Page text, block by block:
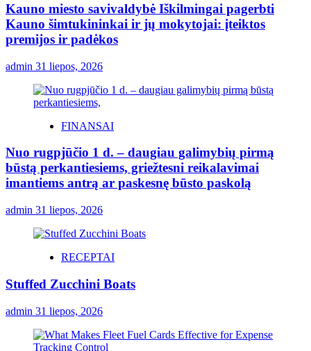
Kauno miesto savivaldybė Iškilmingai pagerbti
Kauno šimtukininkai ir jų mokytojai: įteiktos
premijos ir padėkos
admin 31 liepos, 2026
FINANSAI
Nuo rugpjūčio 1 d. – daugiau galimybių pirmą
būstą perkantiesiems, griežtesni reikalavimai
imantiems antrą ar paskesnę būsto paskolą
admin 31 liepos, 2026
RECEPTAI
Stuffed Zucchini Boats
admin 31 liepos, 2026